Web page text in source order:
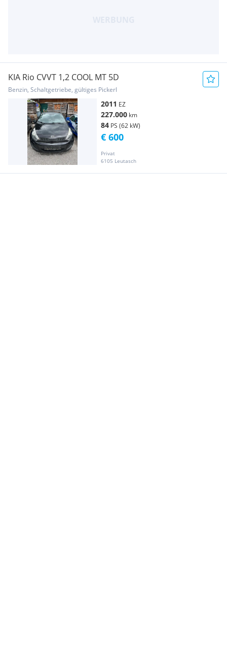
KIA Rio CVVT 1,2 COOL MT 5D
Benzin, Schaltgetriebe, gültiges Pickerl
2011 EZ
227.000 km
84 PS (62 kW)
Privat
6105 Leutasch
€ 600